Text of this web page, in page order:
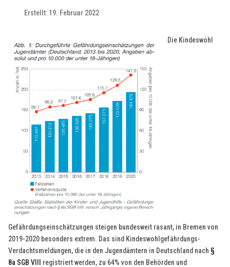
Erstellt: 19. Februar 2022
Die Kindeswohl
Gefährdungseinschätzungen steigen bundesweit rasant, in Bremen von
2019-2020 besonders extrem. Das sind Kindeswohlgefährdungs-
Verdachtsmeldungen, die in den Jugendämtern in Deutschland nach §
8a SGB VIII registriert werden, zu 64% von den Behörden und